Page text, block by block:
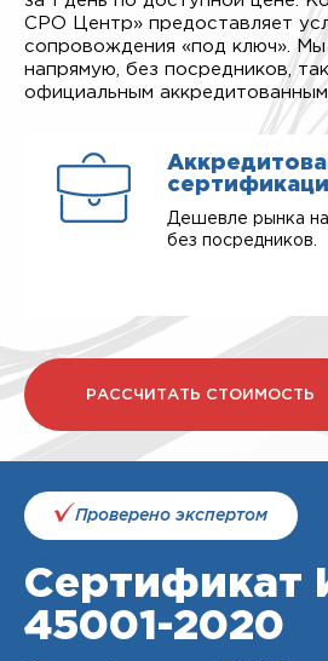
СРО Центр» предоставляет
сопровождения «под ключ».
напрямую, без посредников,
официальным аккредитованным
Дешевле рынка на
без посредников.
РАССЧИТАТЬ СТОИМОСТЬ
Проверено экспертом
Сертификат
45001-2020